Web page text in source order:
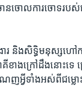
ច្រាន​ចោល​ការ​ចោទ​
ងារ​ និង​សិទ្ធិ​មនុស្ស​ហ
ាង​ក្រៅ​ដឹង​នោះទេ ព្រ
អ្វី​ទាំងអស់​ពី​ជម្លោ